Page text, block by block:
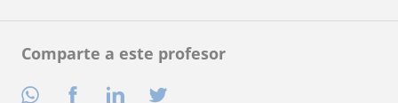
Comparte a este profesor